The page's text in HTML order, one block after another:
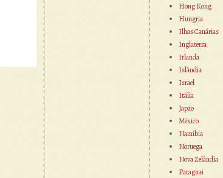
Hong Kong
Hungria
Ilhas Canárias
Inglaterra
Irlanda
Islândia
Israel
Itália
Japão
México
Namíbia
Noruega
Nova Zelândia
Paraguai